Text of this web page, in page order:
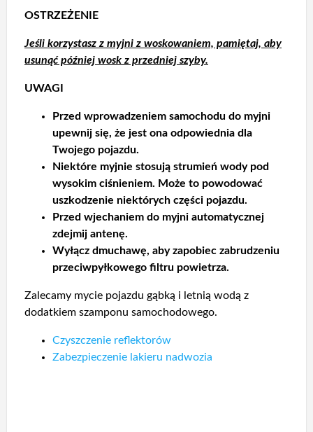
OSTRZEŻENIE
Jeśli korzystasz z myjni z woskowaniem, pamiętaj, aby
usunąć później wosk z przedniej szyby.
UWAGI
Przed wprowadzeniem samochodu do myjni
upewnij się, że jest ona odpowiednia dla
Twojego pojazdu.
Niektóre myjnie stosują strumień wody pod
wysokim ciśnieniem. Może to powodować
uszkodzenie niektórych części pojazdu.
Przed wjechaniem do myjni automatycznej
zdejmij antenę.
Wyłącz dmuchawę, aby zapobiec zabrudzeniu
przeciwpyłkowego filtru powietrza.
Zalecamy mycie pojazdu gąbką i letnią wodą z
dodatkiem szamponu samochodowego.
Czyszczenie reflektorów
Zabezpieczenie lakieru nadwozia